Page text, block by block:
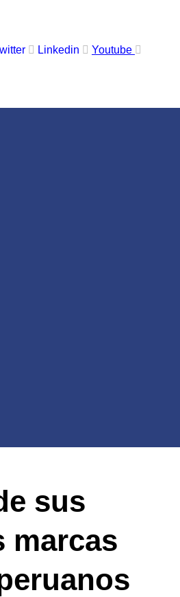
Linkedin Youtube
sus
marcas